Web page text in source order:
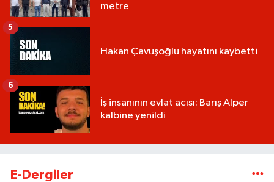
metre
Hakan Çavuşoğlu hayatını kaybetti
5
İş insanının evlat acısı: Barış Alper
kalbine yenildi
6
E-Dergiler